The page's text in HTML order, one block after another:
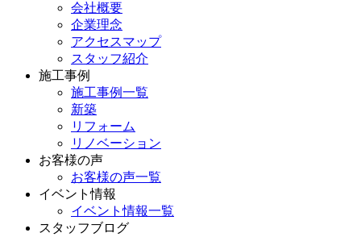
会社概要
企業理念
アクセスマップ
スタッフ紹介
施工事例
施工事例一覧
新築
リフォーム
リノベーション
お客様の声
お客様の声一覧
イベント情報
イベント情報一覧
スタッフブログ